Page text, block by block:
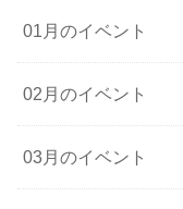
01月のイベント
02月のイベント
03月のイベント